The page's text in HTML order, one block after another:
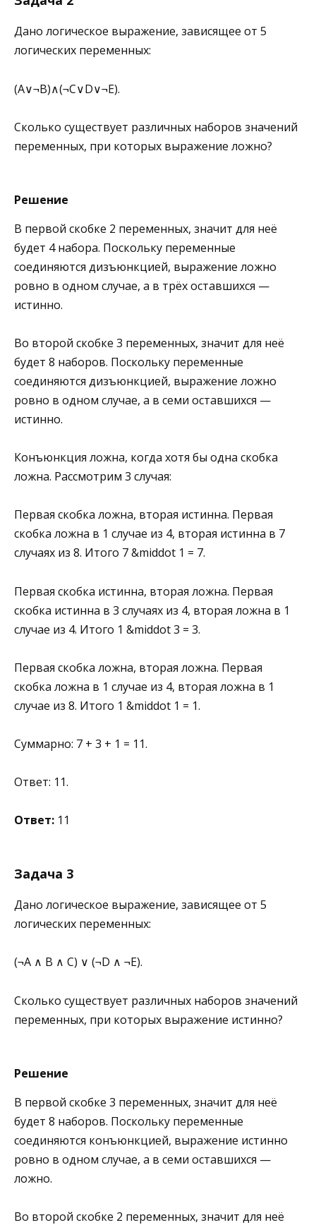
Дано логическое выражение, зависящее от 5
логических переменных:
(A∨¬B)∧(¬C∨D∨¬E).
Сколько существует различных наборов значений
переменных, при которых выражение ложно?
Решение
В первой скобке 2 переменных, значит для неё
будет 4 набора. Поскольку переменные
соединяются дизъюнкцией, выражение ложно
ровно в одном случае, а в трёх оставшихся —
истинно.
Во второй скобке 3 переменных, значит для неё
будет 8 наборов. Поскольку переменные
соединяются дизъюнкцией, выражение ложно
ровно в одном случае, а в семи оставшихся —
истинно.
Конъюнкция ложна, когда хотя бы одна скобка
ложна. Рассмотрим 3 случая:
Первая скобка ложна, вторая истинна. Первая
скобка ложна в 1 случае из 4, вторая истинна в 7
случаях из 8. Итого 7 &middot 1 = 7.
Первая скобка истинна, вторая ложна. Первая
скобка истинна в 3 случаях из 4, вторая ложна в 1
случае из 4. Итого 1 &middot 3 = 3.
Первая скобка ложна, вторая ложна. Первая
скобка ложна в 1 случае из 4, вторая ложна в 1
случае из 8. Итого 1 &middot 1 = 1.
Суммарно: 7 + 3 + 1 = 11.
Ответ: 11.
Ответ: 11
Задача 3
Дано логическое выражение, зависящее от 5
логических переменных:
(¬A ∧ B ∧ C) ∨ (¬D ∧ ¬E).
Сколько существует различных наборов значений
переменных, при которых выражение истинно?
Решение
В первой скобке 3 переменных, значит для неё
будет 8 наборов. Поскольку переменные
соединяются конъюнкцией, выражение истинно
ровно в одном случае, а в семи оставшихся —
ложно.
Во второй скобке 2 переменных, значит для неё